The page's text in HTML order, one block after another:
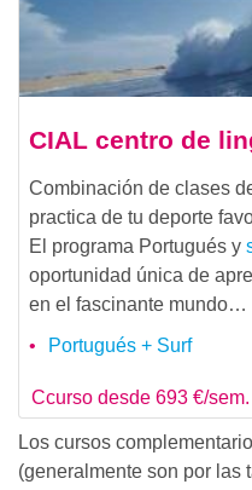
CIAL centro de
Combinación de clases
practica de tu deporte
El programa Portugués y
oportunidad única de
en el fascinante mundo…
Portugués + Surf
Ccurso desde 693 €/sem.
Los cursos
(generalmente son por las